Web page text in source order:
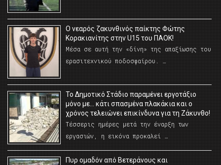
O νεαρός ζακυνθινός παίκτης Φώτης
Κορακιανίτης στην U15 του ΠΑΟΚ!
Μέσα σε αυτή την «δίνη» της απαξίωσης του
ερασιτεχνικού ποδοσφαίρου. …
Το Δημοτικό Στάδιο παραμένει εργοτάξιο
μόνο με… κάτι σπασμένα πλακάκια και ο
χρόνος τελειώνει επικίνδυνα για τη Ζάκυνθο!
Τέσσερις ημέρες μετά την έναρξη των
εργασιών, η εικόνα προκαλεί …
Πυρ ομαδόν από Βετεράνους και